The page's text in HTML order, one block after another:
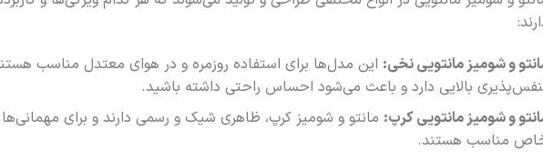
و شومیز مانتویی نخی: این مدل‌ها برای استفاده روزمره و در هوای معتدل مناسب
بالایی دارد و باعث می‌شود احساس راحتی داشته باشید.
و شومیز مانتویی کرپ: مانتو و شومیز کرپ، ظاهری شیک و رسمی دارند و برای
مناسب هستند.